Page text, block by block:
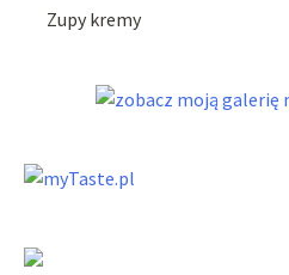
Zupy kremy